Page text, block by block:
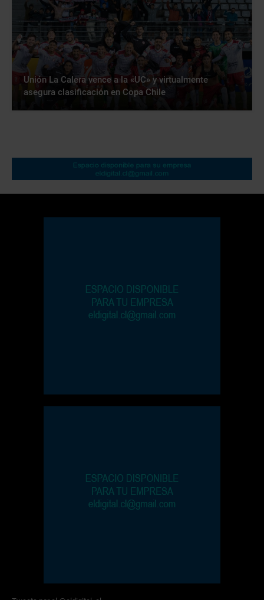
Unión La Calera vence a la «UC» y virtualmente
asegura clasificación en Copa Chile